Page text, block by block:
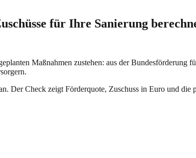
für Ihre Sanierung
Maßnahmen zustehen: aus der
Der Check zeigt Förderquote, Zuschuss in Euro und die